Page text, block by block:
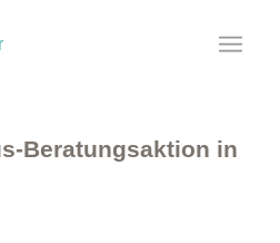
Beratungsaktion in